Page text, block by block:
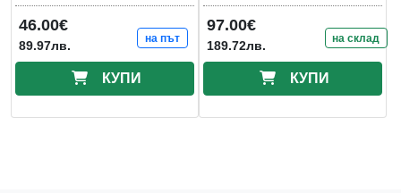
Switch 120W, 2 x Uplink
46.00€
89.97лв. на път
КУПИ
97.00€
189.72лв. на склад
КУПИ